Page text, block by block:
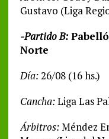
Gustavo (Liga
-Partido B:
Norte
Día:26/08 (16 hs.)
Cancha:Liga Las
Árbitros:Méndez